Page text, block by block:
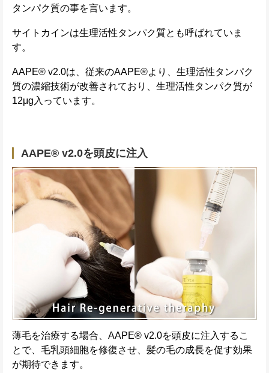
タンパク質の事を言います。
サイトカインは生理活性タンパク質とも呼ばれていま
す。
AAPE® v2.0は、従来のAAPE®より、生理活性タンパク
質の濃縮技術が改善されており、生理活性タンパク質が
12μg入っています。
AAPE® v2.0を頭皮に注入
薄毛を治療する場合、AAPE® v2.0を頭皮に注入するこ
とで、毛乳頭細胞を修復させ、髪の毛の成長を促す効果
が期待できます。